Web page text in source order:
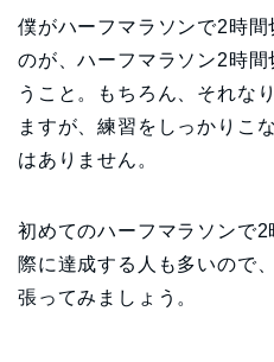
僕がハーフマラソンで2時
のが、ハーフマラソン2時
うこと。もちろん、それな
ますが、練習をしっかりこ
はありません。
初めてのハーフマラソンで
際に達成する人も多いので
張ってみましょう。